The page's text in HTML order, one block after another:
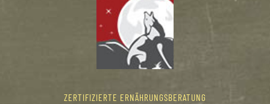
ZERTIFIZIERTE ERNÄHRUNGSBERATUNG